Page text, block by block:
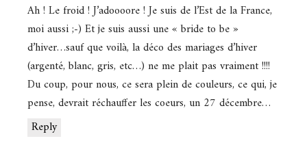
Reply
Ah ! Le froid ! J’adoooore ! Je suis de l’Est de la France,
moi aussi ;-) Et je suis aussi une « bride to be »
d’hiver…sauf que voilà, la déco des mariages d’hiver
(argenté, blanc, gris, etc…) ne me plait pas vraiment !!!!
Du coup, pour nous, ce sera plein de couleurs, ce qui, je
pense, devrait réchauffer les coeurs, un 27 décembre…